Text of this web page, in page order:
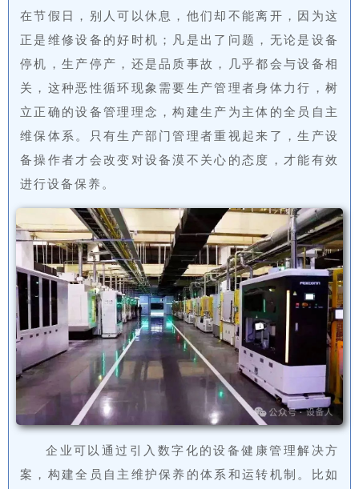
在节假日，别人可以休息，他们却不能离开，因为这
正是维修设备的好时机；凡是出了问题，无论是设备
停机，生产停产，还是品质事故，几乎都会与设备相
关，这种恶性循环现象需要生产管理者身体力行，树
立正确的设备管理理念，构建生产为主体的全员自主
维保体系。只有生产部门管理者重视起来了，生产设
备操作者才会改变对设备漠不关心的态度，才能有效
进行设备保养。
企业可以通过引入数字化的设备健康管理解决方
案，构建全员自主维护保养的体系和运转机制。比如